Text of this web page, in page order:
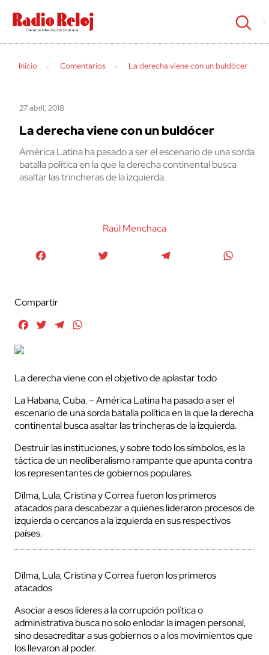
cerrar
Inicio Comentarios La derecha viene con un buldócer
27 abril, 2018
La derecha viene con un buldócer
América Latina ha pasado a ser el escenario de una sorda
batalla política en la que la derecha continental busca
asaltar las trincheras de la izquierda.
Raúl Menchaca
Compartir
FacebookTwitterTelegram
La derecha viene con el objetivo de aplastar todo
La Habana, Cuba. – América Latina ha pasado a ser el
escenario de una sorda batalla política en la que la derecha
continental busca asaltar las trincheras de la izquierda.
Destruir las instituciones, y sobre todo los símbolos, es la
táctica de un neoliberalismo rampante que apunta contra
los representantes de gobiernos populares.
Dilma, Lula, Cristina y Correa fueron los primeros
atacados para descabezar a quienes lideraron procesos de
izquierda o cercanos a la izquierda en sus respectivos
países.
Dilma, Lula, Cristina y Correa fueron los primeros
atacados
Asociar a esos líderes a la corrupción política o
administrativa busca no solo enlodar la imagen personal,
sino desacreditar a sus gobiernos o a los movimientos que
los llevaron al poder.